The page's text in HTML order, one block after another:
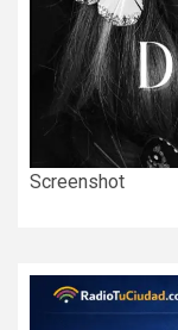
Screenshot